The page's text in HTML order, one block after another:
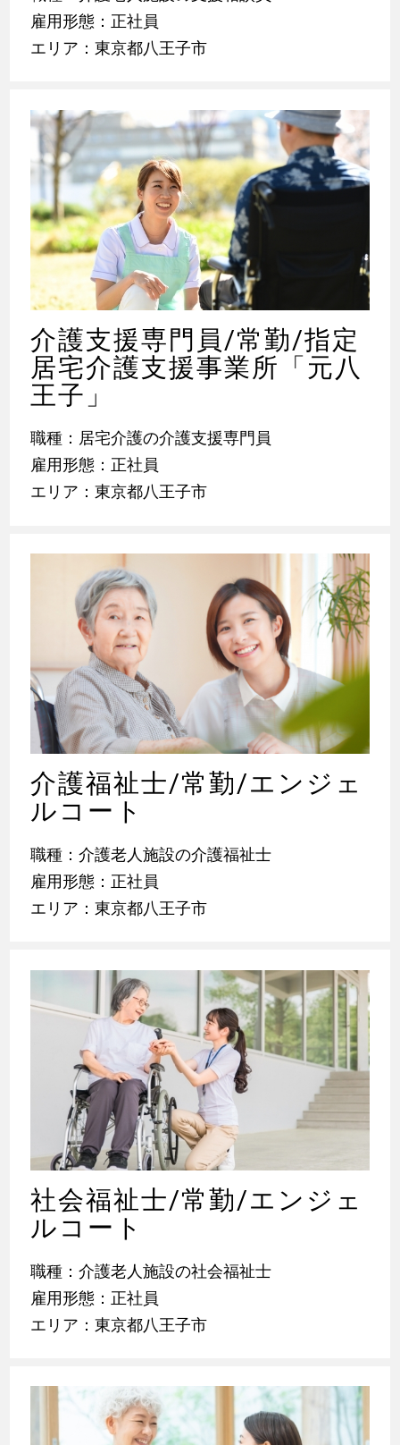
雇用形態：正社員
エリア：東京都八王子市
介護支援専門員/常勤/指定
居宅介護支援事業所「元八
王子」
職種：居宅介護の介護支援専門員
雇用形態：正社員
エリア：東京都八王子市
介護福祉士/常勤/エンジェ
ルコート
職種：介護老人施設の介護福祉士
雇用形態：正社員
エリア：東京都八王子市
社会福祉士/常勤/エンジェ
ルコート
職種：介護老人施設の社会福祉士
雇用形態：正社員
エリア：東京都八王子市